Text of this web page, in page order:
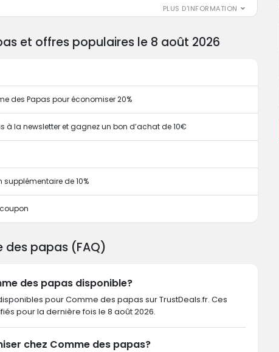
PLUS D'INFORMATION
et offres populaires le 8 août 2026
des Papas pour économiser 20%
à la newsletter et gagnez un bon d’achat de 10€
de 10%
des papas (FAQ)
des papas disponible?
pour Comme des papas sur TrustDeals.fr. Ces
pour la dernière fois le 8 août 2026.
chez Comme des papas?